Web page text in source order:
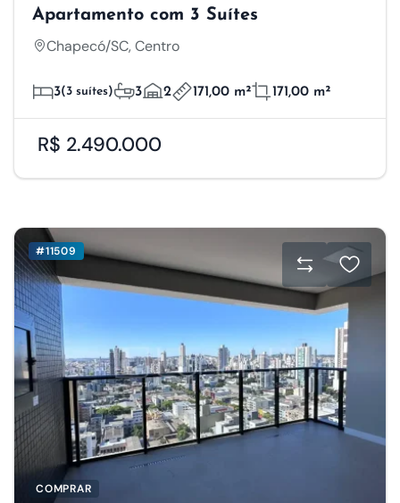
Apartamento com 3 Suítes
Chapecó/SC, Centro
3(3 suítes) 3 2 171,00 m² 171,00 m²
R$ 2.490.000
#11509
COMPRAR